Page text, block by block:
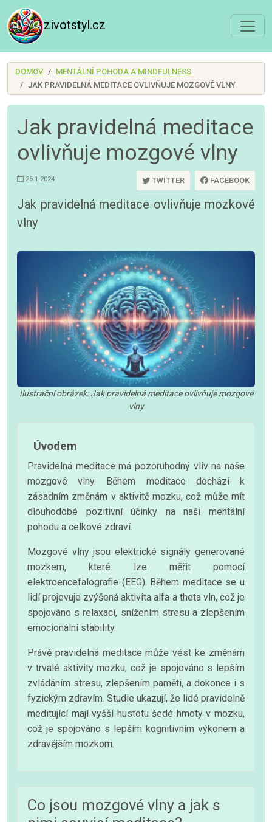
zivotstyl.cz
DOMOV
MENTÁLNÍ POHODA A MINDFULNESS
JAK PRAVIDELNÁ MEDITACE OVLIVŇUJE MOZGOVÉ VLNY
Jak pravidelná meditace
ovlivňuje mozgové vlny
26.1.2024 TWITTER FACEBOOK
Jak pravidelná meditace ovlivňuje mozkové
vlny
Ilustrační obrázek: Jak pravidelná meditace ovlivňuje mozgové
vlny
Úvodem
Pravidelná meditace má pozoruhodný vliv na naše
mozgové vlny. Během meditace dochází k
zásadním změnám v aktivitě mozku, což může mít
dlouhodobé pozitivní účinky na naši mentální
pohodu a celkové zdraví.
Mozgové vlny jsou elektrické signály generované
mozkem, které lze měřit pomocí
elektroencefalografie (EEG). Během meditace se u
lidí projevuje zvýšená aktivita alfa a theta vln, což je
spojováno s relaxací, snížením stresu a zlepšením
emocionální stability.
Právě pravidelná meditace může vést ke změnám
v trvalé aktivity mozku, což je spojováno s lepším
zvládáním stresu, zlepšením paměti, a dokonce i s
fyzickým zdravím. Studie ukazují, že lidé pravidelně
meditující mají vyšší hustotu šedé hmoty v mozku,
což je spojováno s lepším kognitivním výkonem a
zdravějším mozkom.
Co jsou mozgové vlny a jak s